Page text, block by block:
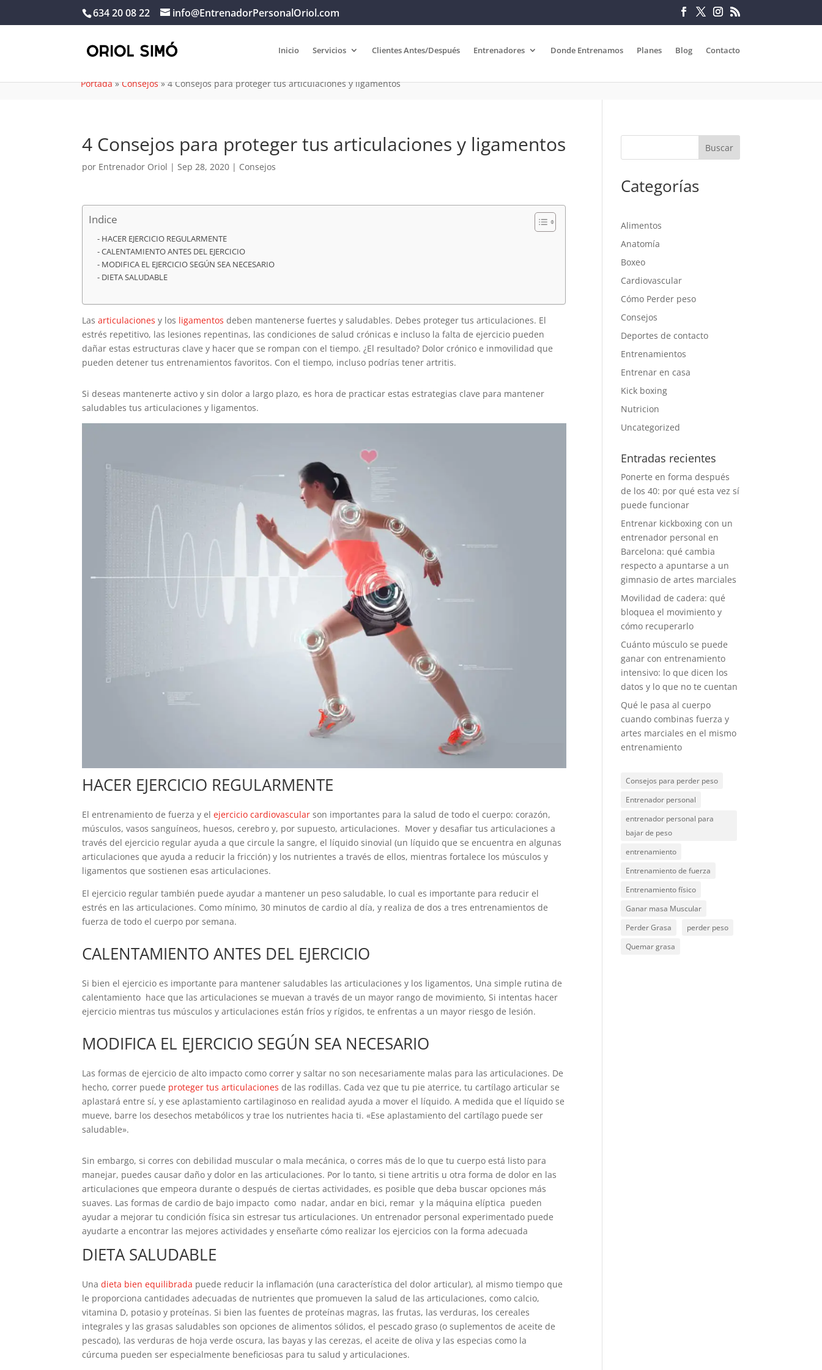
634 20 08 22 info@EntrenadorPersonalOriol.com
Inicio Servicios Clientes Antes/Después Entrenadores Donde Entrenamos Planes Blog Contacto
Portada»Consejos»4 Consejos para proteger tus articulaciones y ligamentos
4 Consejos para proteger tus articulaciones y ligamentos
por Entrenador Oriol |Sep 28, 2020 | Consejos
Indice
HACER EJERCICIO REGULARMENTE
CALENTAMIENTO ANTES DEL EJERCICIO
MODIFICA EL EJERCICIO SEGÚN SEA NECESARIO
DIETA SALUDABLE
Lasarticulacionesy los ligamentosdeben mantenerse fuertes y saludables. Debes proteger tus articulaciones. El
estrés repetitivo, las lesiones repentinas, las condiciones de salud crónicas e incluso la falta de ejercicio pueden
dañar estas estructuras clave y hacer que se rompan con el tiempo. ¿El resultado? Dolor crónico e inmovilidad que
pueden detener tus entrenamientos favoritos. Con el tiempo, incluso podrías tener artritis.
Si deseas mantenerte activo y sin dolor a largo plazo, es hora de practicar estas estrategias clave para mantener
saludables tus articulaciones y ligamentos.
HACER EJERCICIO REGULARMENTE
El entrenamiento de fuerza y elejercicio cardiovascular son importantes para la salud de todo el cuerpo: corazón,
músculos, vasos sanguíneos, huesos, cerebro y, por supuesto, articulaciones. Mover y desafiar tus articulaciones a
través del ejercicio regular ayuda a que circule la sangre, el líquido sinovial (un líquido que se encuentra en algunas
articulaciones que ayuda a reducir la fricción) y los nutrientes a través de ellos, mientras fortalece los músculos y
ligamentos que sostienen esas articulaciones.
El ejercicio regular también puede ayudar a mantener un peso saludable, lo cual es importante para reducir el
estrés en las articulaciones. Como mínimo, 30 minutos de cardio al día, y realiza de dos a tres entrenamientos de
fuerza de todo el cuerpo por semana.
CALENTAMIENTO ANTES DEL EJERCICIO
Si bien el ejercicio es importante para mantener saludables las articulaciones y los ligamentos, Una simple rutina de
calentamiento hace que las articulaciones se muevan a través de un mayor rango de movimiento, Si intentas hacer
ejercicio mientras tus músculos y articulaciones están fríos y rígidos, te enfrentas a un mayor riesgo de lesión.
MODIFICA EL EJERCICIO SEGÚN SEA NECESARIO
Las formas de ejercicio de alto impacto como correr y saltar no son necesariamente malas para las articulaciones. De
hecho, correr puede proteger tus articulaciones de las rodillas. Cada vez que tu pie aterrice, tu cartílago articular se
aplastará entre sí, y ese aplastamiento cartilaginoso en realidad ayuda a mover el líquido. A medida que el líquido se
mueve, barre los desechos metabólicos y trae los nutrientes hacia ti. «Ese aplastamiento del cartílago puede ser
saludable».
Sin embargo, si corres con debilidad muscular o mala mecánica, o corres más de lo que tu cuerpo está listo para
manejar, puedes causar daño y dolor en las articulaciones. Por lo tanto, si tiene artritis u otra forma de dolor en las
articulaciones que empeora durante o después de ciertas actividades, es posible que deba buscar opciones más
suaves. Las formas de cardio de bajo impacto como nadar, andar en bici, remar y la máquina elíptica pueden
ayudar a mejorar tu condición física sin estresar tus articulaciones. Un entrenador personal experimentado puede
ayudarte a encontrar las mejores actividades y enseñarte cómo realizar los ejercicios con la forma adecuada
DIETA SALUDABLE
Unadieta bien equilibrada puede reducir la inflamación (una característica del dolor articular), al mismo tiempo que
le proporciona cantidades adecuadas de nutrientes que promueven la salud de las articulaciones, como calcio,
vitamina D, potasio y proteínas. Si bien las fuentes de proteínas magras, las frutas, las verduras, los cereales
integrales y las grasas saludables son opciones de alimentos sólidos, el pescado graso (o suplementos de aceite de
pescado), las verduras de hoja verde oscura, las bayas y las cerezas, el aceite de oliva y las especias como la
cúrcuma pueden ser especialmente beneficiosas para tu salud y articulaciones.
Categorías
Alimentos
Anatomía
Boxeo
Cardiovascular
Cómo Perder peso
Consejos
Deportes de contacto
Entrenamientos
Entrenar en casa
Kick boxing
Nutricion
Uncategorized
Entradas recientes
Ponerte en forma después
de los 40: por qué esta vez sí
puede funcionar
Entrenar kickboxing con un
entrenador personal en
Barcelona: qué cambia
respecto a apuntarse a un
gimnasio de artes marciales
Movilidad de cadera: qué
bloquea el movimiento y
cómo recuperarlo
Cuánto músculo se puede
ganar con entrenamiento
intensivo: lo que dicen los
datos y lo que no te cuentan
Qué le pasa al cuerpo
cuando combinas fuerza y
artes marciales en el mismo
entrenamiento
Consejos para perder peso
Entrenador personal
entrenador personal para
bajar de peso
entrenamiento
Entrenamiento de fuerza
Entrenamiento físico
Ganar masa Muscular
Perder Grasa
perder peso
Quemar grasa